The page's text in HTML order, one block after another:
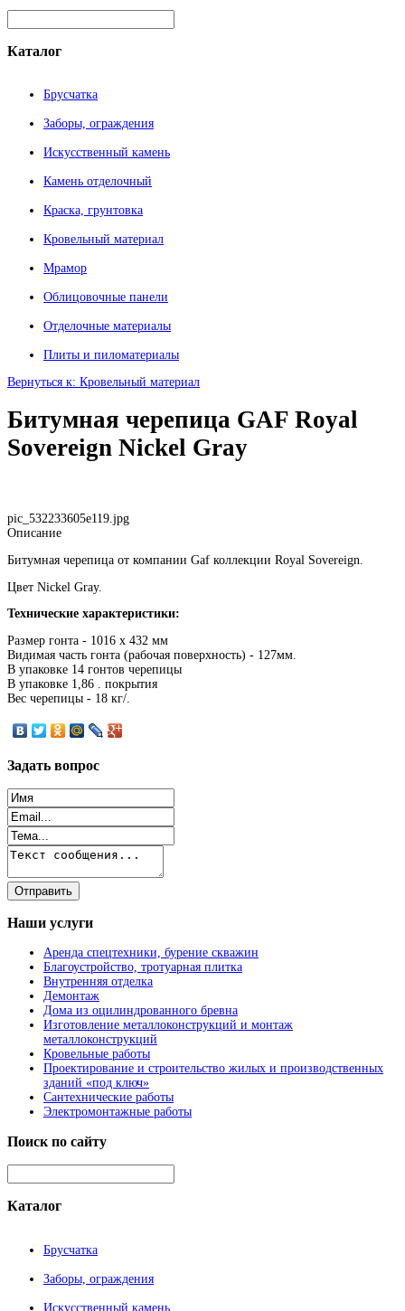
Каталог
Брусчатка
Заборы, ограждения
Искусственный камень
Камень отделочный
Краска, грунтовка
Кровельный материал
Мрамор
Облицовочные панели
Отделочные материалы
Плиты и пиломатериалы
Вернуться к: Кровельный материал
Битумная черепица GAF Royal
Sovereign Nickel Gray
pic_532233605e119.jpg
Описание
Битумная черепица от компании Gaf коллекции Royal Sovereign.
Цвет Nickel Gray.
Технические характеристики:
Размер гонта - 1016 х 432 мм
Видимая часть гонта (рабочая поверхность) - 127мм.
В упаковке 14 гонтов черепицы
В упаковке 1,86 . покрытия
Вес черепицы - 18 кг/.
Задать вопрос
Наши услуги
Аренда спецтехники, бурение скважин
Благоустройство, тротуарная плитка
Внутренняя отделка
Демонтаж
Дома из оцилиндрованного бревна
Изготовление металлоконструкций и монтаж
металлоконструкций
Кровельные работы
Проектирование и строительство жилых и производственных
зданий «под ключ»
Сантехнические работы
Электромонтажные работы
Поиск по сайту
Каталог
Брусчатка
Заборы, ограждения
Искусственный камень